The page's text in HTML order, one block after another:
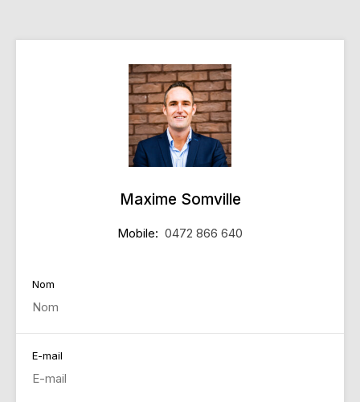
Maxime Somville
Mobile: 0472 866 640
Nom
E-mail